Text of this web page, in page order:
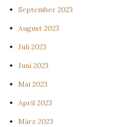
September 2023
August 2023
Juli 2023
Juni 2023
Mai 2023
April 2023
März 2023